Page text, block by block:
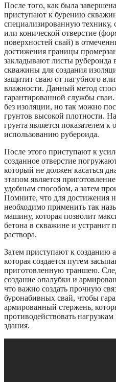
После того, как была
приступают к бурению
специализированную технику,
или конической отверстие
поверхностей свай) в
достижения границы
закладывают листы рубероида
скважины для создания
защитит сваю от пагубного
влажности. Данный метод
гарантированной службы
без изоляции, но так можно
грунтов высокой плотности.
грунта является показателем к
использованию рубероида.
После этого приступают к
созданное отверстие
который не должен касаться
этапом является
удобным способом, а затем
Помните, что для достижения
необходимо применить так
машину, которая позволит
бетона в скважине и устранит
раствора.
Затем приступают к
которая создается путем
приготовленную траншею.
создание опалубки и
что важно создать прочную
буронабивных свай, чтобы
армированный стержень,
противодействовать
здания.